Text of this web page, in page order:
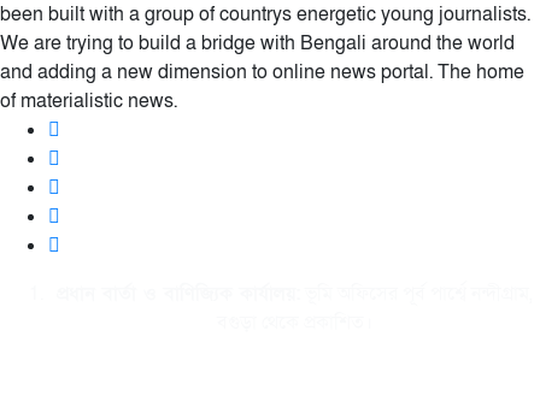
been built with a group of countrys energetic young journalists.
We are trying to build a bridge with Bengali around the world
and adding a new dimension to online news portal. The home
of materialistic news.